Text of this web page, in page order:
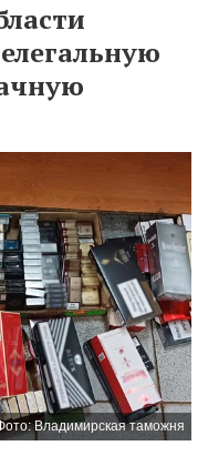
Владимирская таможня